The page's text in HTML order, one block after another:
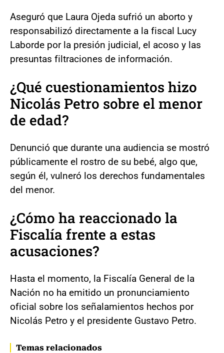
Aseguró que Laura Ojeda sufrió un aborto y
responsabilizó directamente a la fiscal Lucy
Laborde por la presión judicial, el acoso y las
presuntas filtraciones de información.
¿Qué cuestionamientos hizo
Nicolás Petro sobre el menor
de edad?
Denunció que durante una audiencia se mostró
públicamente el rostro de su bebé, algo que,
según él, vulneró los derechos fundamentales
del menor.
¿Cómo ha reaccionado la
Fiscalía frente a estas
acusaciones?
Hasta el momento, la Fiscalía General de la
Nación no ha emitido un pronunciamiento
oficial sobre los señalamientos hechos por
Nicolás Petro y el presidente Gustavo Petro.
Temas relacionados